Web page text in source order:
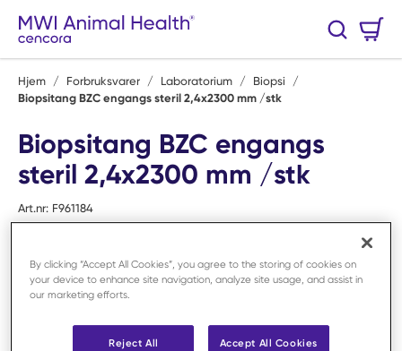
Hopp til hovedinnhold
Søk
Hjem / Forbruksvarer / Laboratorium / Biopsi
/
Biopsitang BZC engangs steril 2,4x2300 mm /stk
Biopsitang BZC engangs
steril 2,4x2300 mm /stk
Art.nr: F961184
By clicking “Accept All Cookies”, you agree to the storing of cookies on
your device to enhance site navigation, analyze site usage, and assist in
our marketing efforts.
Reject All Accept All Cookies